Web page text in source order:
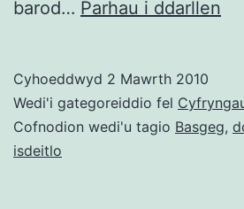
barod… Parhau i ddarllen
Cyhoeddwyd 2 Mawrth 2010
Wedi'i gategoreiddio fel
Cofnodion wedi'u tagio Basgeg,
isdeitlo